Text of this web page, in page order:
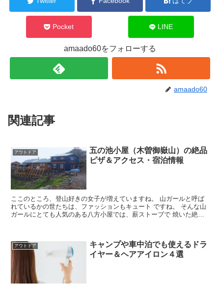
Pocket LINE
amaado60をフォローする
amaado60
関連記事
アウトドア
五の池小屋（木曽御嶽山）の絶品
ピザ＆アクセス・宿泊情報
ここのところ、登山好きの女子が増えていますね。 山ガールと呼ば
れているかの世たちは、ファッションもキュート ですね。 そんな山
ガールにとても人気のある八方小屋では、薪ストーブで 焼いた絶品
アウトドア
キャンプや車中泊でも使えるドラ
イヤー＆ヘアアイロン４選